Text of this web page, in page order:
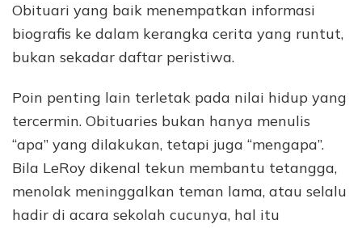
Obituari yang baik menempatkan informasi
biografis ke dalam kerangka cerita yang runtut,
bukan sekadar daftar peristiwa.
Poin penting lain terletak pada nilai hidup yang
tercermin. Obituaries bukan hanya menulis
“apa” yang dilakukan, tetapi juga “mengapa”.
Bila LeRoy dikenal tekun membantu tetangga,
menolak meninggalkan teman lama, atau selalu
hadir di acara sekolah cucunya, hal itu